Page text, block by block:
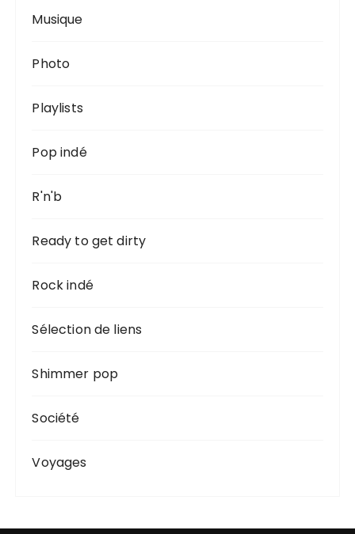
Musique
Photo
Playlists
Pop indé
R'n'b
Ready to get dirty
Rock indé
Sélection de liens
Shimmer pop
Société
Voyages